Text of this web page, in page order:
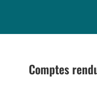
Comptes